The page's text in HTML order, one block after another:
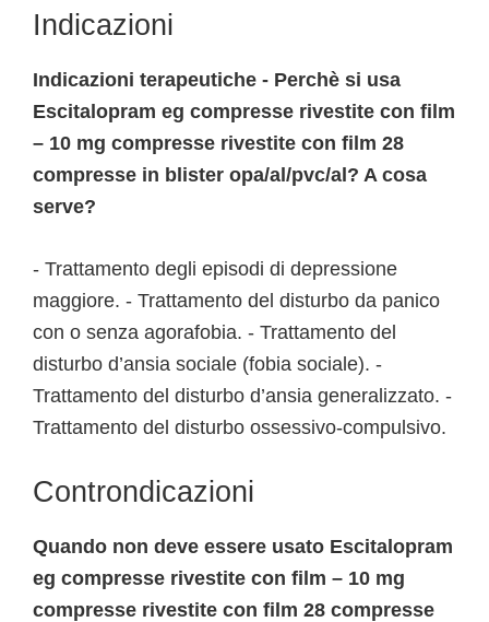
Indicazioni
Indicazioni terapeutiche - Perchè si usa
Escitalopram eg compresse rivestite con film
– 10 mg compresse rivestite con film 28
compresse in blister opa/al/pvc/al? A cosa
serve?
- Trattamento degli episodi di depressione
maggiore. - Trattamento del disturbo da panico
con o senza agorafobia. - Trattamento del
disturbo d’ansia sociale (fobia sociale). -
Trattamento del disturbo d’ansia generalizzato. -
Trattamento del disturbo ossessivo-compulsivo.
Controndicazioni
Quando non deve essere usato Escitalopram
eg compresse rivestite con film – 10 mg
compresse rivestite con film 28 compresse